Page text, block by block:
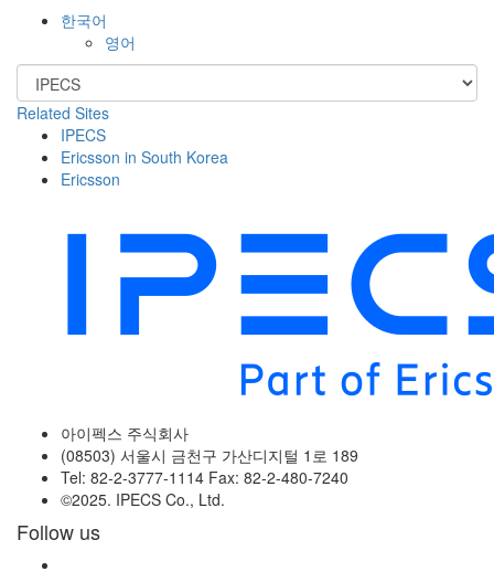
한국어
영어
Related Sites
IPECS
Ericsson in South Korea
Ericsson
아이펙스 주식회사
(08503) 서울시 금천구 가산디지털 1로 189
Tel: 82-2-3777-1114 Fax: 82-2-480-7240
©2025. IPECS Co., Ltd.
Follow us